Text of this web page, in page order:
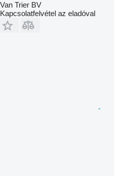
Van Trier BV
Kapcsolatfelvétel az eladóval